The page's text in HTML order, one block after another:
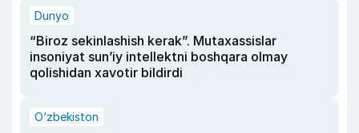
Dunyo
“Biroz sekinlashish kerak”. Mutaxassislar
insoniyat sun’iy intellektni boshqara olmay
qolishidan xavotir bildirdi
O‘zbekiston